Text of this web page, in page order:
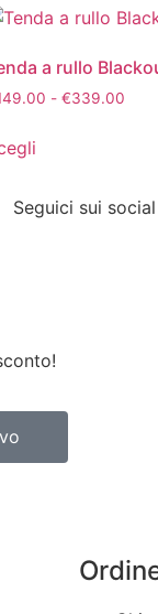
a rullo
- €339.00
Seguici sui social